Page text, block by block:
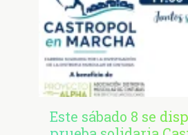
Este sábado 8 se